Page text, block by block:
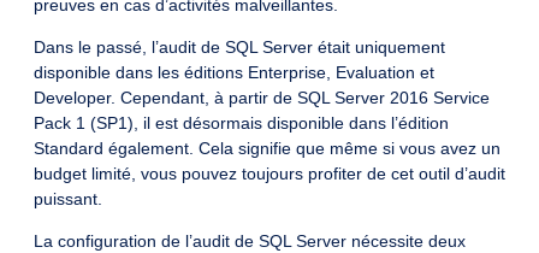
preuves en cas d’activités malveillantes.
Dans le passé, l’audit de SQL Server était uniquement
disponible dans les éditions Enterprise, Evaluation et
Developer. Cependant, à partir de SQL Server 2016 Service
Pack 1 (SP1), il est désormais disponible dans l’édition
Standard également. Cela signifie que même si vous avez un
budget limité, vous pouvez toujours profiter de cet outil d’audit
puissant.
La configuration de l’audit de SQL Server nécessite deux